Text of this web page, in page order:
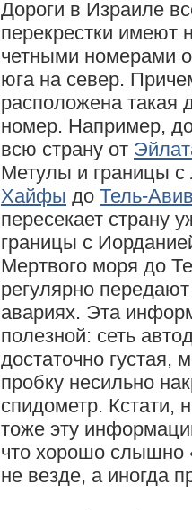
Дороги в Израиле
перекрестки имеют
четными номерами
юга на север.
расположена такая
номер. Например,
всю страну от
Метулы и границы с
Хайфы до Тель-
пересекает страну
границы с
Мертвого моря до
регулярно
авариях. Эта
полезной: сеть
достаточно густая,
пробку несильно
спидометр. Кстати,
тоже эту
что хорошо слышно
не везде, а иногда